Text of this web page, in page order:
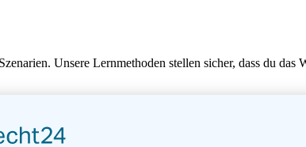
Unsere Lernmethoden stellen sicher, dass du das